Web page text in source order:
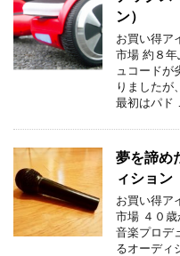
ン）
お買い得ア
市場 約８
ュコードが
りましたが
最初はパド
夢を諦め
ィション
お買い得ア
市場 ４０
音楽プロデ
るオーディ